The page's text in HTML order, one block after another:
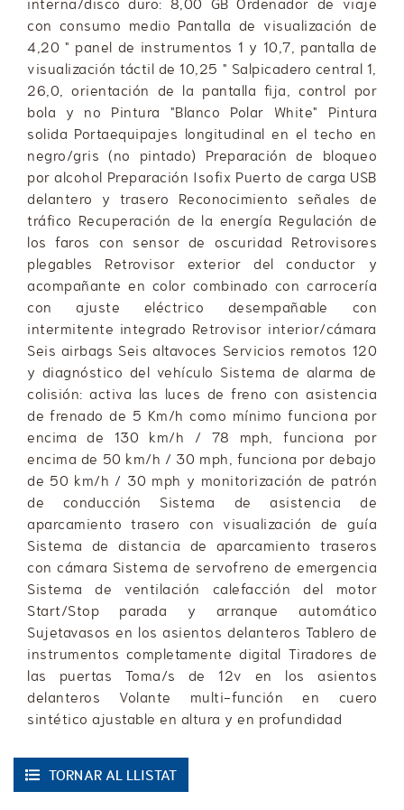
con consumo medio Pantalla de visualización de
4,20 " panel de instrumentos 1 y 10,7, pantalla de
visualización táctil de 10,25 " Salpicadero central 1,
26,0, orientación de la pantalla fija, control por
bola y no Pintura "Blanco Polar White" Pintura
solida Portaequipajes longitudinal en el techo en
negro/gris (no pintado) Preparación de bloqueo
por alcohol Preparación Isofix Puerto de carga USB
delantero y trasero Reconocimiento señales de
tráfico Recuperación de la energía Regulación de
los faros con sensor de oscuridad Retrovisores
plegables Retrovisor exterior del conductor y
acompañante en color combinado con carrocería
con ajuste eléctrico desempañable con
intermitente integrado Retrovisor interior/cámara
Seis airbags Seis altavoces Servicios remotos 120
y diagnóstico del vehículo Sistema de alarma de
colisión: activa las luces de freno con asistencia
de frenado de 5 Km/h como mínimo funciona por
encima de 130 km/h / 78 mph, funciona por
encima de 50 km/h / 30 mph, funciona por debajo
de 50 km/h / 30 mph y monitorización de patrón
de conducción Sistema de asistencia de
aparcamiento trasero con visualización de guía
Sistema de distancia de aparcamiento traseros
con cámara Sistema de servofreno de emergencia
Sistema de ventilación calefacción del motor
Start/Stop parada y arranque automático
Sujetavasos en los asientos delanteros Tablero de
instrumentos completamente digital Tiradores de
las puertas Toma/s de 12v en los asientos
delanteros Volante multi-función en cuero
sintético ajustable en altura y en profundidad
TORNAR AL LLISTAT